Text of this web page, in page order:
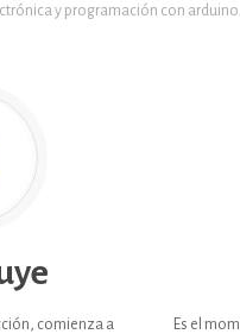
y programación con arduino.
comienza a
Es el